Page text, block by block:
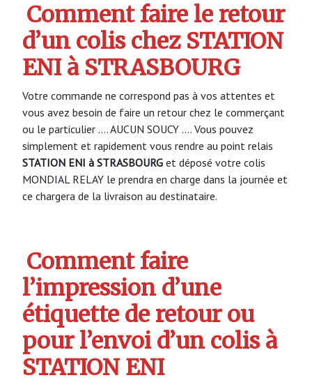
Comment faire le retour
d’un colis chez STATION
ENI à STRASBOURG
Votre commande ne correspond pas à vos attentes et
vous avez besoin de faire un retour chez le commerçant
ou le particulier …. AUCUN SOUCY …. Vous pouvez
simplement et rapidement vous rendre au point relais
STATION ENI à STRASBOURG et déposé votre colis
MONDIAL RELAY le prendra en charge dans la journée et
ce chargera de la livraison au destinataire.
Comment faire
l’impression d’une
étiquette de retour ou
pour l’envoi d’un colis à
STATION ENI